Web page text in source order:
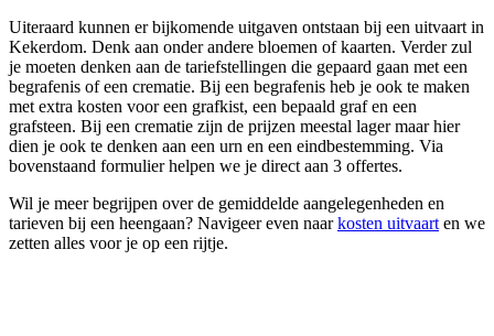
Uiteraard kunnen er bijkomende uitgaven ontstaan bij een uitvaart in
Kekerdom. Denk aan onder andere bloemen of kaarten. Verder zul
je moeten denken aan de tariefstellingen die gepaard gaan met een
begrafenis of een crematie. Bij een begrafenis heb je ook te maken
met extra kosten voor een grafkist, een bepaald graf en een
grafsteen. Bij een crematie zijn de prijzen meestal lager maar hier
dien je ook te denken aan een urn en een eindbestemming. Via
bovenstaand formulier helpen we je direct aan 3 offertes.
Wil je meer begrijpen over de gemiddelde aangelegenheden en
tarieven bij een heengaan? Navigeer even naarkosten uitvaart en we
zetten alles voor je op een rijtje.